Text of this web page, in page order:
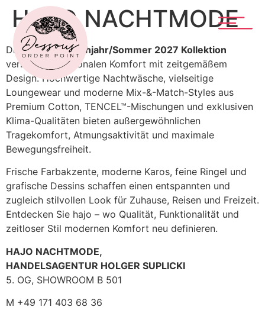
HAJO NACHTMODE
Die neuehajo Frühjahr/Sommer 2027 Kollektion
verbindet funktionalen Komfort mit zeitgemäßem
Design. Hochwertige Nachtwäsche, vielseitige
Loungewear und moderne Mix-&-Match-Styles aus
Premium Cotton, TENCEL™-Mischungen und exklusiven
Klima-Qualitäten bieten außergewöhnlichen
Tragekomfort, Atmungsaktivität und maximale
Bewegungsfreiheit.
Frische Farbakzente, moderne Karos, feine Ringel und
grafische Dessins schaffen einen entspannten und
zugleich stilvollen Look für Zuhause, Reisen und Freizeit.
Entdecken Sie hajo – wo Qualität, Funktionalität und
zeitloser Stil modernen Komfort neu definieren.
HAJO NACHTMODE,
HANDELSAGENTUR HOLGER SUPLICKI
5. OG, SHOWROOM B 501
M +49 171 403 68 36